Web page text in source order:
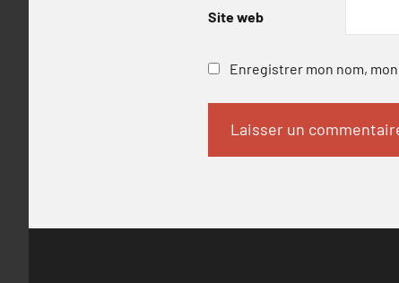
Site web
Enregistrer mon nom,